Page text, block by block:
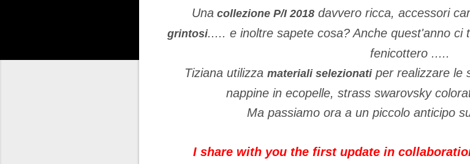
Una collezione P/I 2018 davvero ricca, accessori
grintosi..... e inoltre sapete cosa? Anche quest'anno ci
fenicottero .....
Tiziana utilizza materiali selezionatiper realizzare le
nappine in ecopelle, strass swarovsky
Ma passiamo ora a un piccolo anticipo
I share with you the first update in